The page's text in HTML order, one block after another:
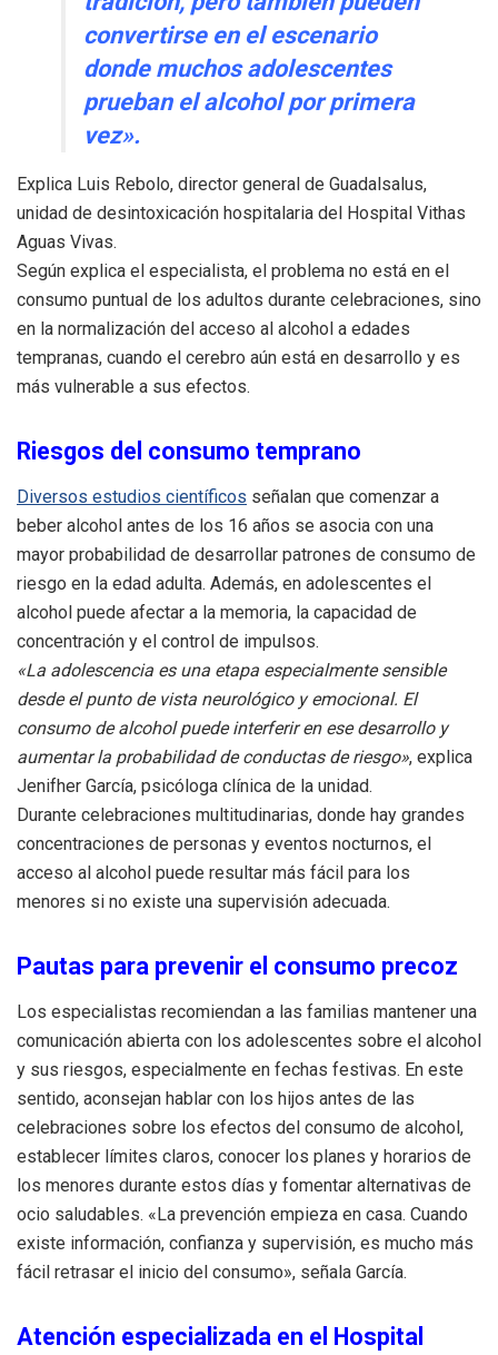
convertirse en el escenario
donde muchos adolescentes
prueban el alcohol por primera
vez».
Explica Luis Rebolo, director general de Guadalsalus,
unidad de desintoxicación hospitalaria del Hospital Vithas
Aguas Vivas.
Según explica el especialista, el problema no está en el
consumo puntual de los adultos durante celebraciones, sino
en la normalización del acceso al alcohol a edades
tempranas, cuando el cerebro aún está en desarrollo y es
más vulnerable a sus efectos.
Riesgos del consumo temprano
Diversos estudios científicos señalan que comenzar a
beber alcohol antes de los 16 años se asocia con una
mayor probabilidad de desarrollar patrones de consumo de
riesgo en la edad adulta. Además, en adolescentes el
alcohol puede afectar a la memoria, la capacidad de
concentración y el control de impulsos.
«La adolescencia es una etapa especialmente sensible
desde el punto de vista neurológico y emocional. El
consumo de alcohol puede interferir en ese desarrollo y
aumentar la probabilidad de conductas de riesgo», explica
Jenifher García, psicóloga clínica de la unidad.
Durante celebraciones multitudinarias, donde hay grandes
concentraciones de personas y eventos nocturnos, el
acceso al alcohol puede resultar más fácil para los
menores si no existe una supervisión adecuada.
Pautas para prevenir el consumo precoz
Los especialistas recomiendan a las familias mantener una
comunicación abierta con los adolescentes sobre el alcohol
y sus riesgos, especialmente en fechas festivas. En este
sentido, aconsejan hablar con los hijos antes de las
celebraciones sobre los efectos del consumo de alcohol,
establecer límites claros, conocer los planes y horarios de
los menores durante estos días y fomentar alternativas de
ocio saludables. «La prevención empieza en casa. Cuando
existe información, confianza y supervisión, es mucho más
fácil retrasar el inicio del consumo», señala García.
Atención especializada en el Hospital